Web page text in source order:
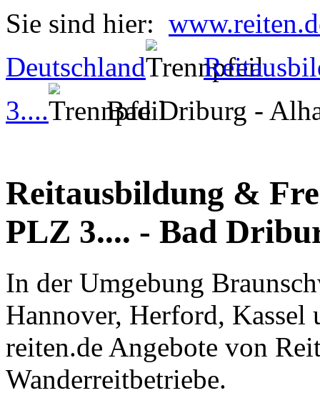
Sie sind hier:
Deutschland
3....
Bad Driburg -
Reitausbildung &
PLZ 3.... - Bad
In der Umgebung
Hannover, Herford,
reiten.de Angebote von
Wanderreitbetriebe.